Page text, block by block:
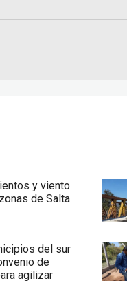
y viento
de Salta
del sur
de
agilizar